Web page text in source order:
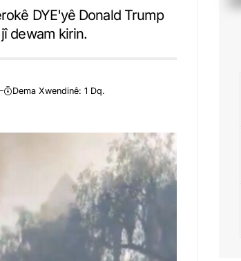
DYE'yê Donald Trump
dewam kirin.
Dema Xwendinê: 1 Dq.